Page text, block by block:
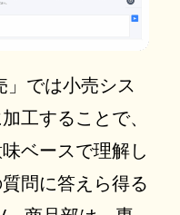
」では小売シス
工することで、
ベースで理解し
問に答えら得る